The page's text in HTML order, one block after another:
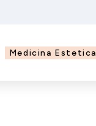
Medicina Estetica